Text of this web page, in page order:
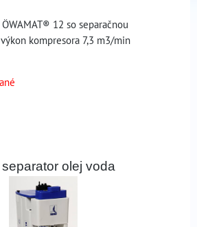
12 so separačnou
kompresora 7,3 m3/min
olej voda